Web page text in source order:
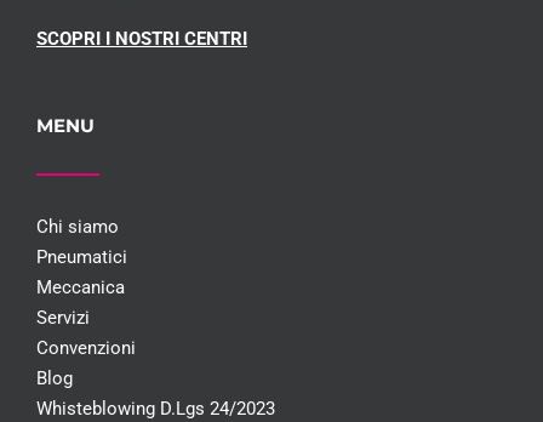
SCOPRI I NOSTRI CENTRI
MENU
Chi siamo
Pneumatici
Meccanica
Servizi
Convenzioni
Blog
Whisteblowing D.Lgs 24/2023